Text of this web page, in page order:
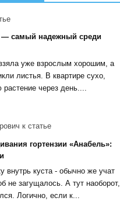
— самый надежный среди
уже взрослым хорошим, а
листья. В квартире сухо,
растение через день....
к статье
гортензии «Анабель»:
внутрь куста - обычно же учат
не загущалось. А тут наоборот,
Логично, если к...